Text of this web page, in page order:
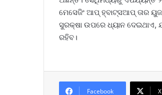
ମେସେଜିଂ ଆପ୍ ହ୍ବାଟ୍ସଆପ୍‌ ତାର
ସୁରକ୍ଷା ଉପରେ ଧ୍ୟାନ ଦେଇଥାଏ,
ରହିବ।
Facebook X